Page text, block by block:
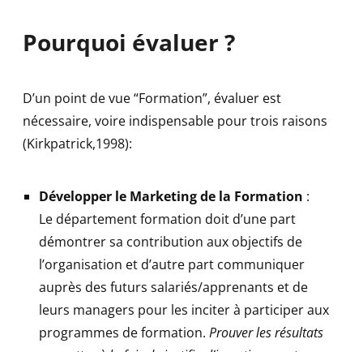
Pourquoi évaluer ?
D’un point de vue “Formation”, évaluer est
nécessaire, voire indispensable pour trois raisons
(Kirkpatrick,1998):
Développer le Marketing de la Formation :
Le département formation doit d’une part
démontrer sa contribution aux objectifs de
l’organisation et d’autre part communiquer
auprès des futurs salariés/apprenants et de
leurs managers pour les inciter à participer aux
programmes de formation. Prouver les résultats